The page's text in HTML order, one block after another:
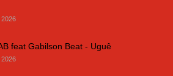
feat Gabilson Beat - Uguê